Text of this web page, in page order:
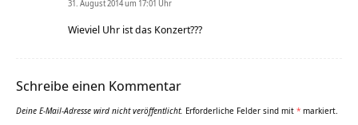
31. August 2014 um 17:01 Uhr
Wieviel Uhr ist das Konzert???
Schreibe einen Kommentar
Deine E-Mail-Adresse wird nicht veröffentlicht. Erforderliche Felder sind mit * markiert.